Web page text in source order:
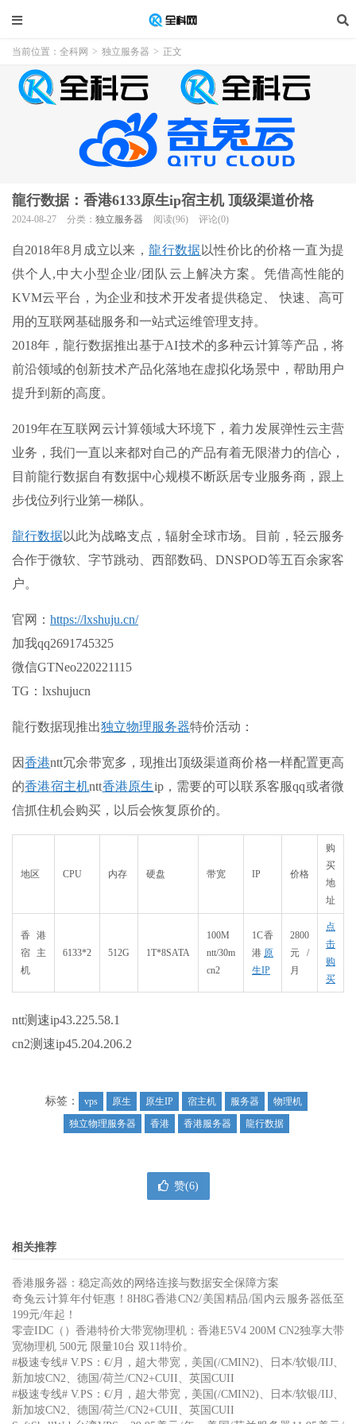
当前位置： 全科网 > 独立服务器 > 正文
龍行数据：香港6133原生ip宿主机 顶级渠道价格
2024-08-27 分类： 独立服务器 阅读(96) 评论(0)
自2018年8月成立以来，龍行数据 以性价比的价格一直为提
供个人,中大小型企业/团队云上解决方案。凭借高性能的
KVM云平台，为企业和技术开发者提供稳定、 快速、高可
用的互联网基础服务和一站式运维管理支持。
2018年，龍行数据推出基于AI技术的多种云计算等产品，将
前沿领域的创新技术产品化落地在虚拟化场景中，帮助用户
提升到新的高度。
2019年在互联网云计算领域大环境下，着力发展弹性云主营
业务，我们一直以来都对自己的产品有着无限潜力的信心，
目前龍行数据自有数据中心规模不断跃居专业服务商，跟上
步伐位列行业第一梯队。
龍行数据以此为战略支点，辐射全球市场。目前，轻云服务
合作于微软、字节跳动、西部数码、DNSPOD等五百余家客
户。
官网： https://lxshuju.cn/
加我qq2691745325
微信GTNeo220221115
TG：lxshujucn
龍行数据现推出独立物理服务器特价活动：
因香港ntt冗余带宽多，现推出顶级渠道商价格一样配置更高
的香港宿主机ntt香港原生ip，需要的可以联系客服qq或者微
信抓住机会购买，以后会恢复原价的。
地区 CPU 内存 硬盘 带宽 IP 价格
购
买
地
址
香港
宿主
机
6133*2 512G 1T*8SATA
100M
ntt/30m
cn2
1C香
港 原
生IP
2800
元/
月
点
击
购
买
ntt测速ip43.225.58.1
cn2测速ip45.204.206.2
标签： vps 原生 原生IP 宿主机 服务器
物理机
独立物理服务器
香港 香港服务器 龍行数据
赞(6)
相关推荐
香港服务器：稳定高效的网络连接与数据安全保障方案
奇兔云计算年付钜惠！8H8G香港CN2/美国精品/国内云服务器低至
199元/年起！
零壹IDC（）香港特价大带宽物理机：香港E5V4 200M CN2独享大带
宽物理机 500元 限量10台 双11特价。
#极速专线# V.PS：€/月，超大带宽，美国(/CMIN2)、日本/软银/IIJ、
新加坡CN2、德国/荷兰/CN2+CUII、英国CUII
#极速专线# V.PS：€/月，超大带宽，美国(/CMIN2)、日本/软银/IIJ、
新加坡CN2、德国/荷兰/CN2+CUII、英国CUII